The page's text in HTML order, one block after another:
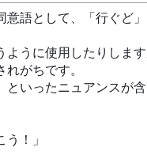
語として、「行ぐど
うに使用したりしま
れがちです。
いったニュアンスが含
う！」